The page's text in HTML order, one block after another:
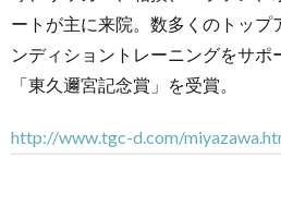
ートが主に来院。数多くのトップ
ンディショントレーニングをサポ
「東久邇宮記念賞」を受賞。
http://www.tgc-d.com/